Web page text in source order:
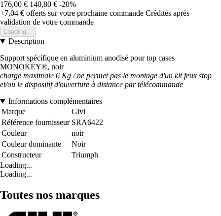
176,00 € 140,80 € -20%
+7,04 € offerts sur votre prochaine commande Crédités après
validation de votre commande
Loading...
Description
Support spécifique en aluminium anodisé pour top cases
MONOKEY®, noir
charge maximale 6 Kg / ne permet pas le montage d'un kit feux stop
et/ou le dispositif d'ouverture à distance par télécommande
Informations complémentaires
Marque
Givi
Référence fournisseur SRA6422
Couleur
noir
Couleur dominante
Noir
Constructeur
Triumph
Loading...
Loading...
Toutes nos marques